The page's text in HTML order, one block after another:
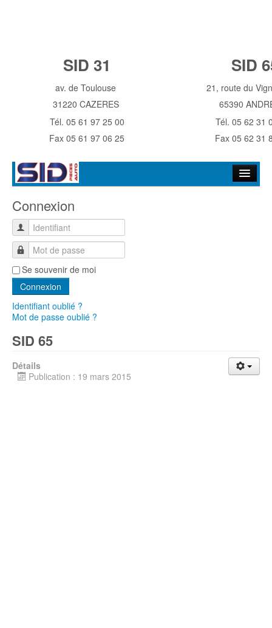
SID 31 SID
av. de Toulouse
31220 CAZERES
21, route du
65390
Tél. 05 61 97 25 00
Fax 05 61 97 06 25
Tél. 05 62 31
Fax 05 62 31
Historique
NOS MAGASINS
Connexion
Identifiant
Mot de passe
Se souvenir de moi
Connexion
Identifiant oublié ?
Mot de passe oublié ?
SID 65
Détails
Publication : 19 mars 2015